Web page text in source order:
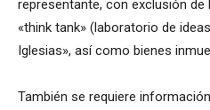
representante, con exclusión de
«think tank» (laboratorio de
Iglesias», así como bienes
También se requiere